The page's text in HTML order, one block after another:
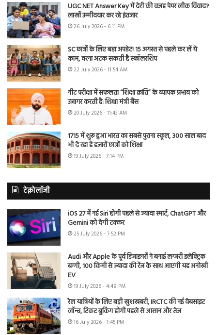
UGC NET Answer Key में देरी की वजह पेपर लीक विवाद?
लाखों उम्मीदवार कर रहे इंतजार
26 July 2026 - 6:11 PM
SC छात्रों के लिए बड़ा अपडेट! 15 अगस्त से पहले कर लें ये
काम, वरना अटक सकती है स्कॉलरशिप
22 July 2026 - 11:54 AM
नीट परीक्षा में सफलता “शिक्षा क्रांति” के व्यापक प्रभाव को
उजागर करती है: शिक्षा मंत्री बैंस
20 July 2026 - 11:43 AM
1715 में शुरू हुआ भारत का सबसे पुराना स्कूल, 300 साल बाद
भी दे रहा है हजारों छात्रों को शिक्षा
19 July 2026 - 7:14 PM
टेक्नोलॉजी
iOS 27 में नई Siri होगी पहले से ज्यादा स्मार्ट, ChatGPT और
Gemini को देगी टक्कर
25 July 2026 - 7:52 PM
Audi और Apple के पूर्व डिजाइनरों ने बनाई लग्जरी इलेक्ट्रिक
बग्गी, 100 किमी से ज्यादा की रेंज के साथ आएगी यह अनोखी
EV
19 July 2026 - 4:48 PM
रेल यात्रियों के लिए बड़ी खुशखबरी, IRCTC की नई वेबसाइट
लॉन्च, टिकट बुकिंग होगी पहले से आसान और तेज
16 July 2026 - 1:45 PM